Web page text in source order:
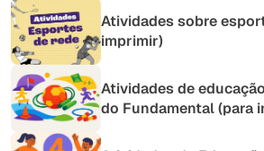
Atividades sobre
imprimir)
Atividades de
do Fundamental (para